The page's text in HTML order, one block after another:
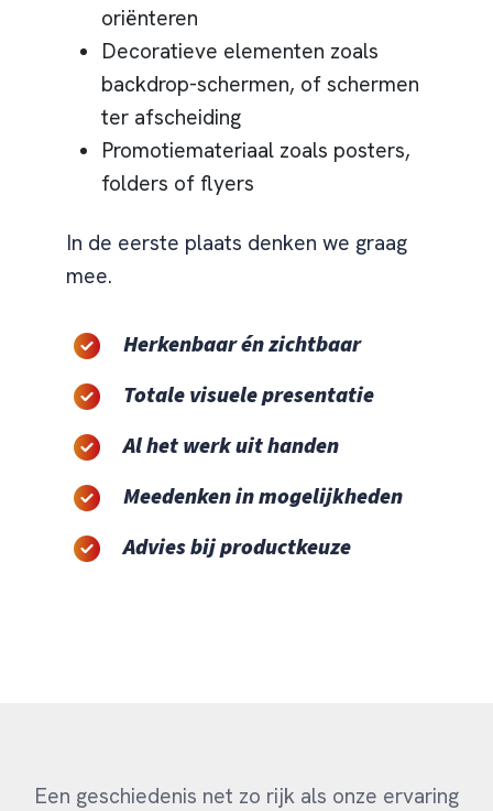
oriënteren
Decoratieve elementen zoals
backdrop-schermen, of schermen
ter afscheiding
Promotiemateriaal zoals posters,
folders of flyers
In de eerste plaats denken we graag
mee.
Herkenbaar én zichtbaar
Totale visuele presentatie
Al het werk uit handen
Meedenken in mogelijkheden
Advies bij productkeuze
Een geschiedenis net zo rijk als onze ervaring